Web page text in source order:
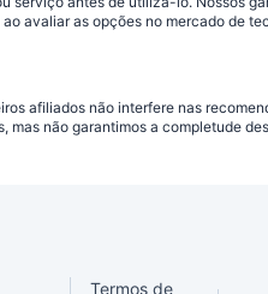
avaliar as opções no mercado de
afiliados não interfere nas
mas não garantimos a completude
Termos de